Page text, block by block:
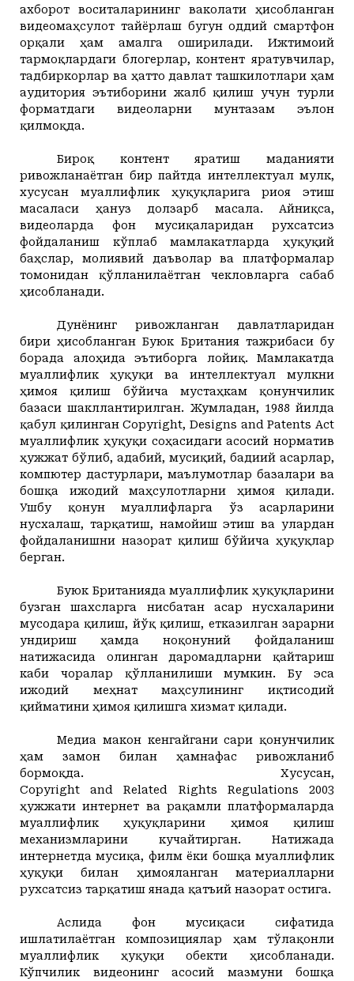
ахборот воситаларининг ваколати ҳисобланган
видеомаҳсулот тайёрлаш бугун оддий смартфон
орқали ҳам амалга оширилади. Ижтимоий
тармоқлардаги блогерлар, контент яратувчилар,
тадбиркорлар ва ҳатто давлат ташкилотлари ҳам
аудитория эътиборини жалб қилиш учун турли
форматдаги видеоларни мунтазам эълон
қилмоқда.
Бироқ контент яратиш маданияти
ривожланаётган бир пайтда интеллектуал мулк,
хусусан муаллифлик ҳуқуқларига риоя этиш
масаласи ҳануз долзарб масала. Айниқса,
видеоларда фон мусиқаларидан рухсатсиз
фойдаланиш кўплаб мамлакатларда ҳуқуқий
баҳслар, молиявий даъволар ва платформалар
томонидан қўлланилаётган чекловларга сабаб
ҳисобланади.
Дунёнинг ривожланган давлатларидан
бири ҳисобланган Буюк Британия тажрибаси бу
борада алоҳида эътиборга лойиқ. Мамлакатда
муаллифлик ҳуқуқи ва интеллектуал мулкни
ҳимоя қилиш бўйича мустаҳкам қонунчилик
базаси шакллантирилган. Жумладан, 1988 йилда
қабул қилинган Copyright, Designs and Patents Act
муаллифлик ҳуқуқи соҳасидаги асосий норматив
ҳужжат бўлиб, адабий, мусиқий, бадиий асарлар,
компютер дастурлари, маълумотлар базалари ва
бошқа ижодий маҳсулотларни ҳимоя қилади.
Ушбу қонун муаллифларга ўз асарларини
нусхалаш, тарқатиш, намойиш этиш ва улардан
фойдаланишни назорат қилиш бўйича ҳуқуқлар
берган.
Буюк Британияда муаллифлик ҳуқуқларини
бузган шахсларга нисбатан асар нусхаларини
мусодара қилиш, йўқ қилиш, етказилган зарарни
ундириш ҳамда ноқонуний фойдаланиш
натижасида олинган даромадларни қайтариш
каби чоралар қўлланилиши мумкин. Бу эса
ижодий меҳнат маҳсулининг иқтисодий
қийматини ҳимоя қилишга хизмат қилади.
Медиа макон кенгайгани сари қонунчилик
ҳам замон билан ҳамнафас ривожланиб
бормоқда. Хусусан,
Copyright
and Related Rights Regulations 2003
ҳужжати интернет ва рақамли платформаларда
муаллифлик ҳуқуқларини ҳимоя қилиш
механизмларини кучайтирган. Натижада
интернетда мусиқа, филм ёки бошқа муаллифлик
ҳуқуқи билан ҳимояланган материалларни
рухсатсиз тарқатиш янада қатъий назорат остига.
Аслида фон мусиқаси сифатида
ишлатилаётган композициялар ҳам тўлақонли
муаллифлик ҳуқуқи обекти ҳисобланади.
Кўпчилик видеонинг асосий мазмуни бошқа